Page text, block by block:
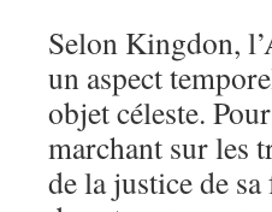
Selon Kingdon,
un aspect
objet céleste.
marchant sur les
de la justice de